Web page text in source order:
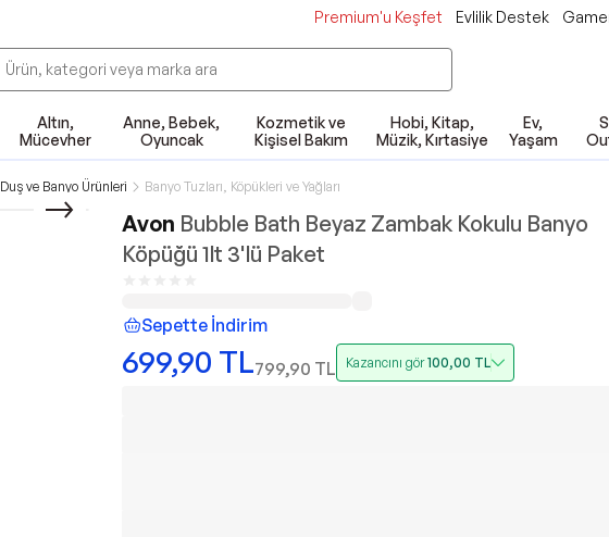
Premium'u Keşfet Evlilik Destek
Altın,
Mücevher
Anne, Bebek,
Oyuncak
Kozmetik ve
Kişisel Bakım
Hobi, Kitap,
Müzik, Kırtasiye
Ev,
Yaşam
Duş ve Banyo Ürünleri Banyo Tuzları, Köpükleri ve Yağları
Avon Bubble Bath Beyaz Zambak Kokulu Banyo
Köpüğü 1lt 3'lü Paket
Sepette İndirim
699,90 TL799,90 TL Kazancını gör100,00 TL